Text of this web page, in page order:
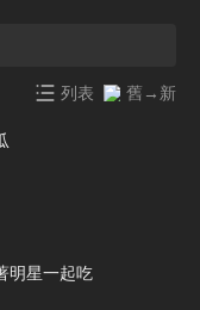
列表 舊→新
明星一起吃